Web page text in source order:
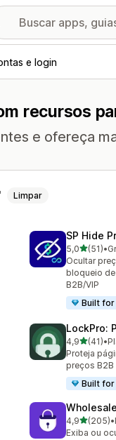
e login
recursos
e ofereça
Limpar
SP Hide
5,0de 5
(51)
51 •
Ocultar
bloqueio
B2B/VIP
Built
LockPro:
4,9de 5(41)
41 •
Proteja
preços
Built
4,9de 5(205)
205 •
Exiba ou